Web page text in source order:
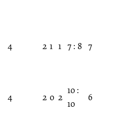
4
2 1 1 7 : 8 7
4
2 0 2
10 :
10
6